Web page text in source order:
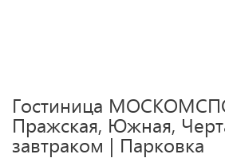
Гостиница
Пражская, Южная,
завтраком | Парковка